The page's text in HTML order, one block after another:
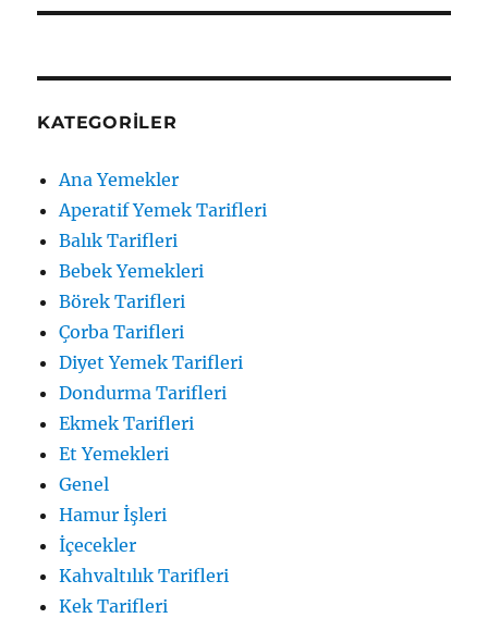
KATEGORILER
Ana Yemekler
Aperatif Yemek Tarifleri
Balık Tarifleri
Bebek Yemekleri
Börek Tarifleri
Çorba Tarifleri
Diyet Yemek Tarifleri
Dondurma Tarifleri
Ekmek Tarifleri
Et Yemekleri
Genel
Hamur İşleri
İçecekler
Kahvaltılık Tarifleri
Kek Tarifleri